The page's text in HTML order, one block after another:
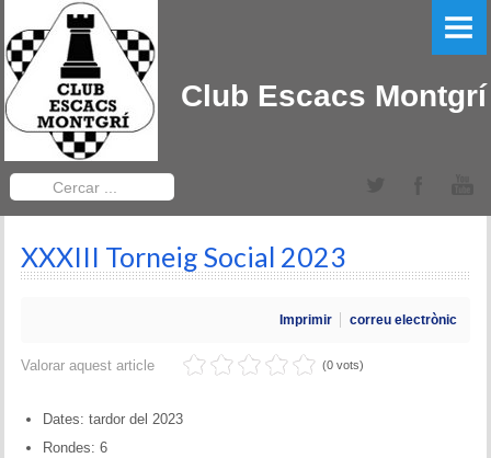
Club Escacs Montgrí
PORTADA
EL CLUB
LLIGA CATALANA
Equips Sub-12
TORNEIGS DEL CLUB
Bases 2022
Historial Obert Baix Ter
...
XXXIII Torneig Social 2023
Imprimir correu electrònic
Valorar aquest article (0 vots)
Dates: tardor del 2023
Rondes: 6